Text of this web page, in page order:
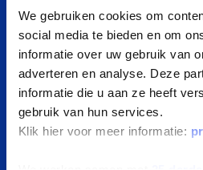
We gebruiken cookies om
social media te bieden en om
informatie over uw gebruik van
adverteren en analyse. Deze
informatie die u aan ze heeft
gebruik van hun services.
Klik hier voor meer informatie:
Private Lease
Private Lease
Kleine
Goedkoop auto
POPULAIRE